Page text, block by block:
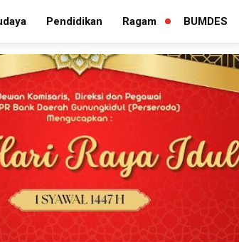
Pendidikan Ragam
PERLUAS
BUMDES